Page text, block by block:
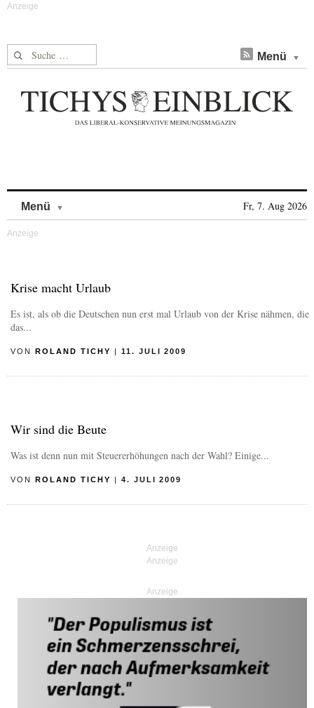
Suche nach: Menü
Menü Fr, 7. Aug 2026
Krise macht Urlaub
Es ist, als ob die Deutschen nun erst mal Urlaub von der Krise nähmen, die
das...
VON ROLAND TICHY | 11. JULI 2009
Wir sind die Beute
Was ist denn nun mit Steuererhöhungen nach der Wahl? Einige...
VON ROLAND TICHY | 4. JULI 2009
Anzeige